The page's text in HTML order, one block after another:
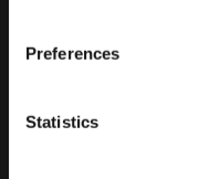
Preferences
Statistics